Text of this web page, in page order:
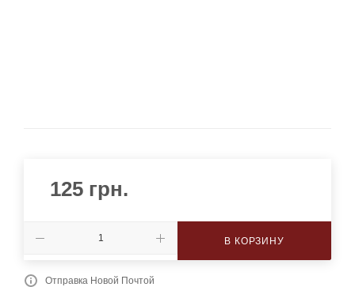
125 грн.
В КОРЗИНУ
Отправка Новой Почтой